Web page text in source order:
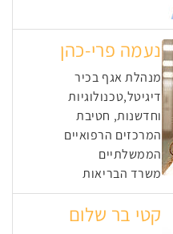
נעמה פרי-כהן
מנהלת אגף בכיר
דיגיטל,טכנולוגיות
וחדשנות, חטיבת
המרכזים הרפואיים
הממשלתיים
משרד הבריאות
קטי בר שלום